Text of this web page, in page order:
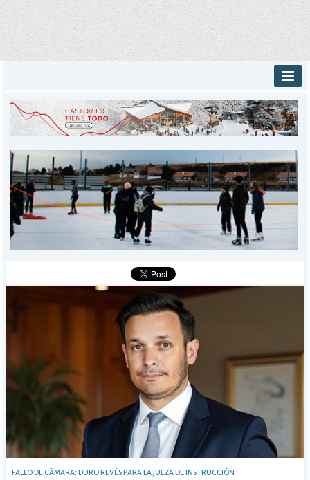
INICIO
PROVINCIALES
DEPORTES
POLICIALES
I-DIARIO
MÁS
BÚSQUEDA
FALLO DE CÁMARA: DURO REVÉS PARA LA JUEZA DE INSTRUCCIÓN